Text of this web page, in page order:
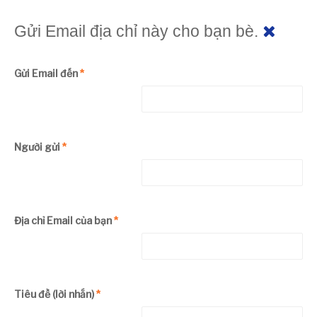
Gửi Email địa chỉ này cho bạn bè.
Gửi Email đến*
Người gửi *
Địa chỉ Email của bạn*
Tiêu đề (lời nhắn)*